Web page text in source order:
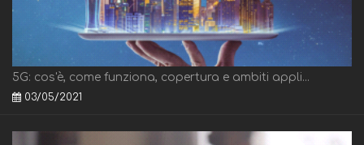
5G: cos'è, come funziona, copertura e ambiti appli...
03/05/2021